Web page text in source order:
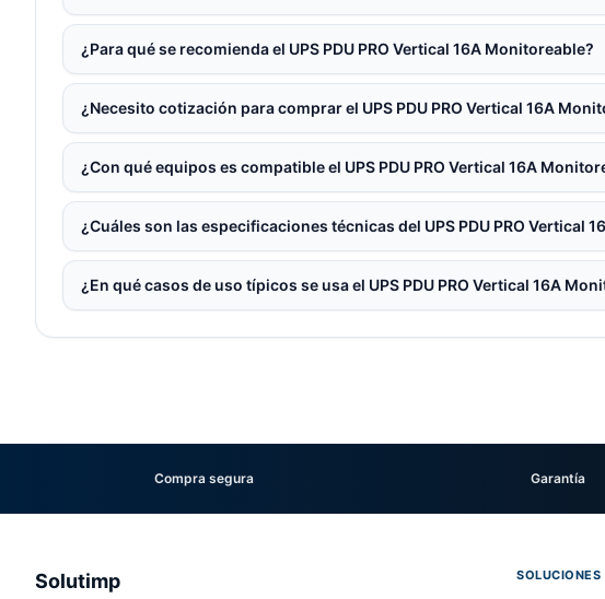
¿Para qué se recomienda el UPS PDU PRO Vertical 16A Monitoreable?
¿Necesito cotización para comprar el UPS PDU PRO Vertical 16A
¿Con qué equipos es compatible el UPS PDU PRO Vertical 16A
¿Cuáles son las especificaciones técnicas del UPS PDU PRO Vertical
¿En qué casos de uso típicos se usa el UPS PDU PRO Vertical 16A
Compra segura Garantía
Solutimp SOLUCIONES